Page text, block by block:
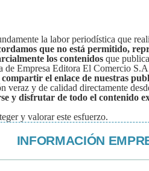
la labor periodística que
que no está permitido,
los contenidos que
de Empresa Editora El Comercio
el enlace de nuestras
veraz y de calidad directamente
y disfrutar de todo el contenido
y valorar este esfuerzo.
INFORMACIÓN